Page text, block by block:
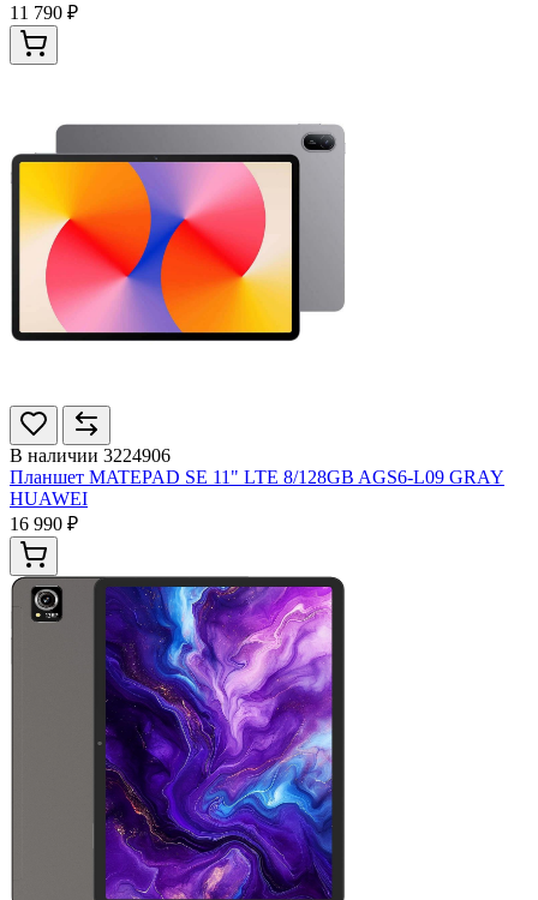
11 790 ₽
В наличии 3224906
Планшет MATEPAD SE 11" LTE 8/128GB AGS6-L09 GRAY
HUAWEI
16 990 ₽